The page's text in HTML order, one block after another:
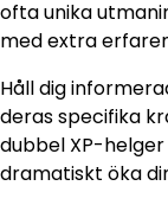
ofta unika
med extra
Håll dig
deras specifika
dubbel XP-
dramatiskt öka